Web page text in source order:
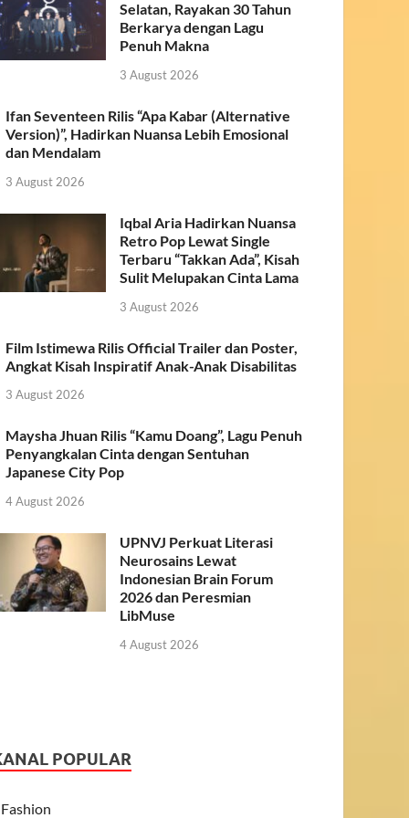
Selatan, Rayakan 30 Tahun
Berkarya dengan Lagu
Penuh Makna
3 August 2026
Ifan Seventeen Rilis “Apa Kabar (Alternative
Version)”, Hadirkan Nuansa Lebih Emosional
dan Mendalam
3 August 2026
Iqbal Aria Hadirkan Nuansa
Retro Pop Lewat Single
Terbaru “Takkan Ada”, Kisah
Sulit Melupakan Cinta Lama
3 August 2026
Film Istimewa Rilis Official Trailer dan Poster,
Angkat Kisah Inspiratif Anak-Anak Disabilitas
3 August 2026
Maysha Jhuan Rilis “Kamu Doang”, Lagu Penuh
Penyangkalan Cinta dengan Sentuhan
Japanese City Pop
4 August 2026
UPNVJ Perkuat Literasi
Neurosains Lewat
Indonesian Brain Forum
2026 dan Peresmian
LibMuse
4 August 2026
POPULAR
Fashion